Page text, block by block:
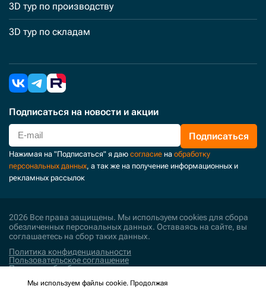
3D тур по производству
3D тур по складам
Подписаться на новости и акции
Подписаться
Нажимая на "Подписаться" я даю согласие на обработку
персональных данных, а так же на получение информационных и
рекламных рассылок
2026 Все права защищены. Мы используем cookies для сбора
обезличенных персональных данных. Оставаясь на сайте, вы
соглашаетесь на сбор таких данных.
Политика конфиденциальности
Пользовательское соглашение
Политика обработки персональных данных
Мы используем файлы cookie. Продолжая